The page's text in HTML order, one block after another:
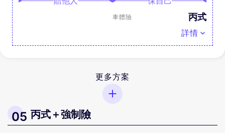
車體險 丙式
詳情
更多方案
05 丙式＋強制險